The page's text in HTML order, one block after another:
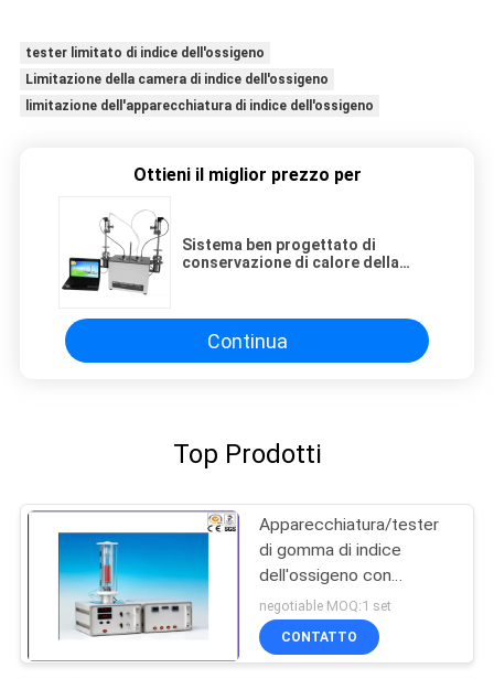
tester limitato di indice dell'ossigeno
Limitazione della camera di indice dell'ossigeno
limitazione dell'apparecchiatura di indice dell'ossigeno
Ottieni il miglior prezzo per
Sistema ben progettato di
conservazione di calore della
all'ossidazione
Continua
Top Prodotti
Apparecchiatura/tester
di gomma di indice
dell'ossigeno con
pressione di esercizio
0.1Mpa
negotiable MOQ:1 set
CONTATTO